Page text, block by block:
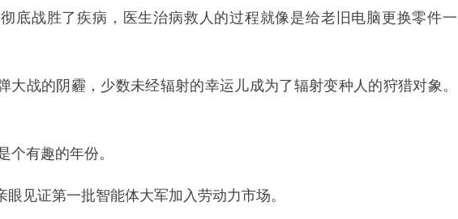
底战胜了疾病，医生治病救人的过程就像是给老旧电脑更换零件一
大战的阴霾，少数未经辐射的幸运儿成为了辐射变种人的狩猎对象。
个有趣的年份。
见证第一批智能体大军加入劳动力市场。